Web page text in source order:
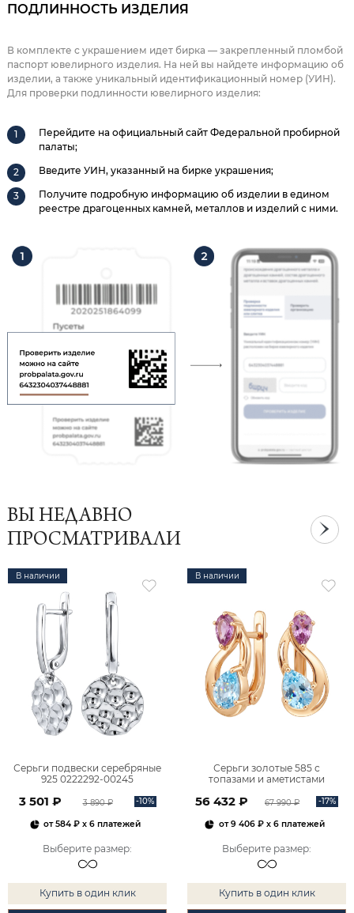
ПОДЛИННОСТЬ ИЗДЕЛИЯ
В комплекте с украшением идет бирка — закрепленный пломбой
паспорт ювелирного изделия. На ней вы найдете информацию об
изделии, а также уникальный идентификационный номер (УИН).
Для проверки подлинности ювелирного изделия:
Перейдите на официальный сайт Федеральной пробирной
палаты;
Введите УИН, указанный на бирке украшения;
Получите подробную информацию об изделии в едином
реестре драгоценных камней, металлов и изделий с ними.
ВЫ НЕДАВНО
ПРОСМАТРИВАЛИ
В наличии
Серьги подвески серебряные
925 0222292-00245
3 501 ₽ 3 890 ₽ -10%
от584 ₽ x 6 платежей
Выберите размер:
Купить в один клик
В наличии
Серьги золотые 585 с
топазами и аметистами
56 432 ₽ 67 990 ₽ -17%
от9 406 ₽x 6 платежей
Выберите размер:
Купить в один клик